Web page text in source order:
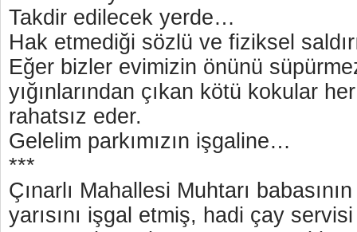
Takdir edilecek yerde…
Hak etmediği sözlü ve fiziksel
Eğer bizler evimizin önünü
yığınlarından çıkan kötü kokular
rahatsız eder.
Gelelim parkımızın işgaline…
***
Çınarlı Mahallesi Muhtarı
yarısını işgal etmiş, hadi çay